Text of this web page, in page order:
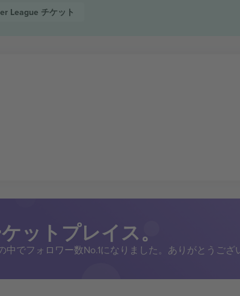
League チケット
ットプレイス。
でフォロワー数No.1になりました。ありがとうござ